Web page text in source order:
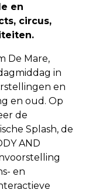
en
circus,
De Mare,
in
en
en oud. Op
de
Splash, de
AND
en